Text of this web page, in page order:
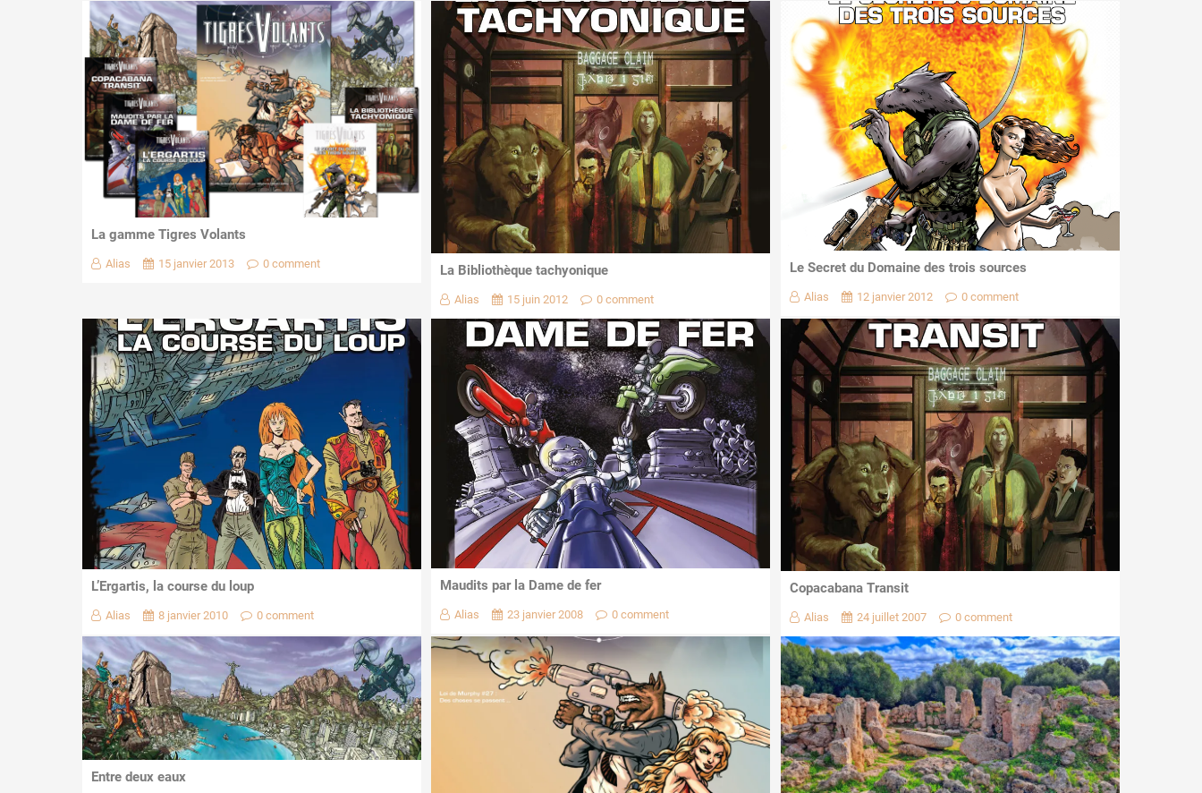
La gamme Tigres Volants
Alias 15 janvier 2013 0 comment La Bibliothèque tachyonique
Alias 15 juin 2012 0 comment
Le Secret du Domaine des trois sources
Alias 12 janvier 2012 0 comment
L’Ergartis, la course du loup
Alias 8 janvier 2010 0 comment
Maudits par la Dame de fer
Alias 23 janvier 2008 0 comment
Copacabana Transit
Alias 24 juillet 2007 0 comment
Entre deux eaux